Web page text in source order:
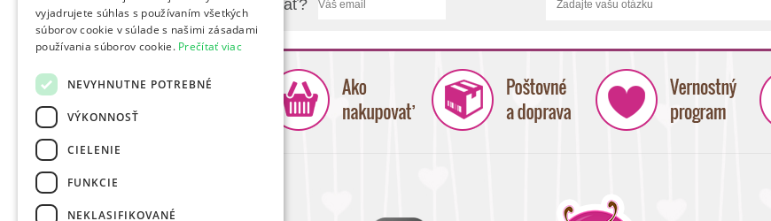
Chcete sa nás niečo spýtať?
vyjadrujete súhlas s používaním všetkých
súborov cookie v súlade s našimi zásadami
používania súborov cookie. Prečítať viac
NEVYHNUTNE POTREBNÉ
VÝKONNOSŤ
CIELENIE
FUNKCIE
NEKLASIFIKOVANÉ